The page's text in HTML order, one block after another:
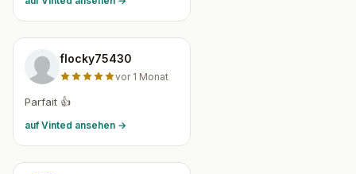
flocky75430
vor 1 Monat
Parfait 👍
auf Vinted ansehen →